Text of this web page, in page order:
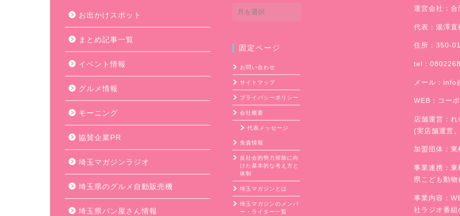
お出かけスポット
まとめ記事一覧
イベント情報
グルメ情報
モーニング
協賛企業PR
埼玉マガジンラジオ
埼玉県のグルメ自動販売機
埼玉県パン屋さん情報
ア
ー
固定ページ
お問い合わせ
サイトマップ
プライバシーポリシー
会社概要
代表メッセージ
免責情報
反社会的勢力排除に向
けた基本的な考え方と
体制
埼玉マガジンとは
埼玉マガジンのメンバ
ー・ライター一覧
運営会社：合
代表：湯澤直
住所：350-
tel：
メール：
WEB： コー
店舗運営： れ
(実店舗運営
加盟団体：
事業連携：東
県こども動物
事業内容：
社ラジオ番